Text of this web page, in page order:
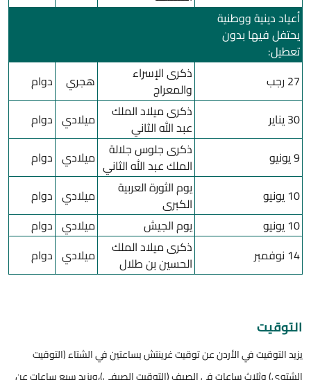
أعياد دينية ووطنية
يحتفل فيها بدون
تعطيل:
27 رجب
ذكرى الإسراء
والمعراج
هجري
دوام
30 يناير
ذكرى ميلاد الملك
عبد الله الثاني
ميلادي دوام
9 يونيو
ذكرى جلوس جلالة
الملك عبد الله الثاني ميلادي دوام
10 يونيو
يوم الثورة العربية
الكبرى
ميلادي دوام
10 يونيو
يوم الجيش ميلادي دوام
14 نوفمبر
ذكرى ميلاد الملك
الحسين بن طلال
ميلادي دوام
التوقيت
يزيد التوقيت في الأردن عن توقيت غرينتش بساعتين في الشتاء (التوقيت